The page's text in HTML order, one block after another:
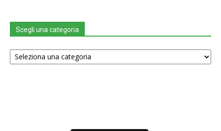
Scegli una categoria
Scegli
una